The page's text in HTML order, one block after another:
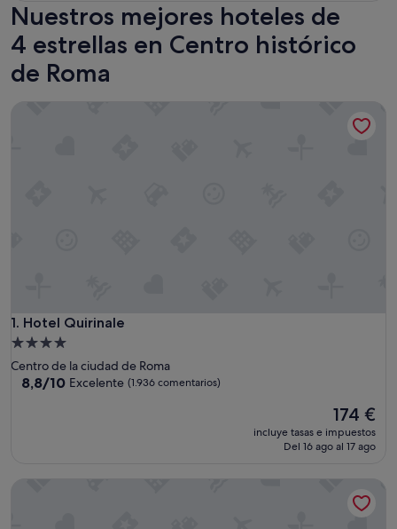
Nuestros mejores hoteles de
4 estrellas en Centro histórico
de Roma
1. Hotel Quirinale
Hotel Quirinale
Alojamiento
de
4.0 estrellas
Centro de la ciudad de Roma
8.8
8,8/10 Excelente (1.936 comentarios)
El
precio
actual
174 €
incluye tasas e impuestos
Del 16 ago al 17 ago